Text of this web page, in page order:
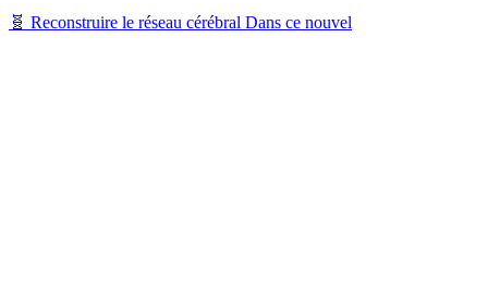
🧬 Reconstruire le réseau cérébral Dans ce nouvel